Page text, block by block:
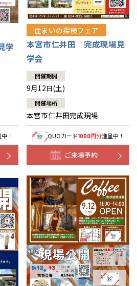
学
！
住まいの探検フェア
本宮市仁井田 完成現場見
学会
開催期間
9月12日(土)
開催場所
本宮市仁井田完成現場
QUOカード1000円分進呈中！
ご来場予約